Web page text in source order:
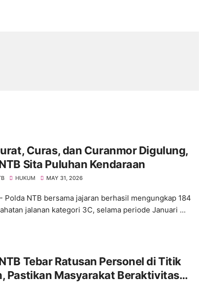
Curas, dan Curanmor Digulung,
Sita Puluhan Kendaraan
HUKUM MAY 31, 2026
Polda NTB bersama jajaran berhasil mengungkap 184
jalanan kategori 3C, selama periode Januari ...
Tebar Ratusan Personel di Titik
Pastikan Masyarakat Beraktivitas